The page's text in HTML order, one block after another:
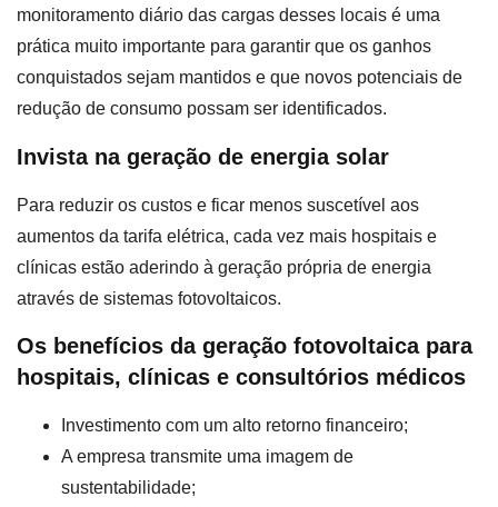
monitoramento diário das cargas desses locais é uma
prática muito importante para garantir que os ganhos
conquistados sejam mantidos e que novos potenciais de
redução de consumo possam ser identificados.
Invista na geração de energia solar
Para reduzir os custos e ficar menos suscetível aos
aumentos da tarifa elétrica, cada vez mais hospitais e
clínicas estão aderindo à geração própria de energia
através de sistemas fotovoltaicos.
Os benefícios da geração fotovoltaica para
hospitais, clínicas e consultórios médicos
Investimento com um alto retorno financeiro;
A empresa transmite uma imagem de
sustentabilidade;